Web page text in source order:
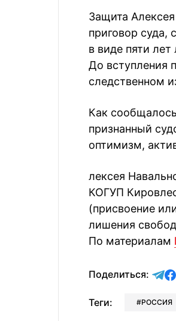
Защита
приговор суда,
в виде пяти
До вступления
следственном
Как
признанный
оптимизм,
лексея
КОГУП
(присвоение
лишения
По материалам
Поделиться:
Теги: РОССИЯ